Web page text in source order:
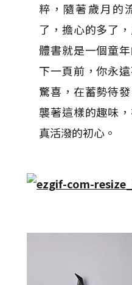
粹，隨著歲月的
了，擔心的多了
體書就是一個童
下一頁前，你永
驚喜，在蓄勢待
襲著這樣的趣味
真活潑的初心。